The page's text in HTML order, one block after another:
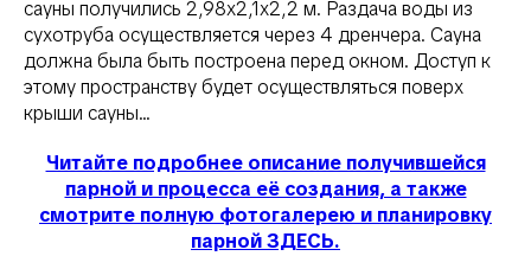
сауны получились 2,98х2,1х2,2 м. Раздача воды из
сухотруба осуществляется через 4 дренчера. Сауна
должна была быть построена перед окном. Доступ к
этому пространству будет осуществляться поверх
крыши сауны...
Читайте подробнее описание получившейся
парной и процесса её создания, а также
смотрите полную фотогалерею и планировку
парной ЗДЕСЬ.